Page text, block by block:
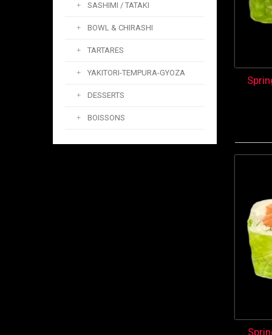
SASHIMI / TATAKI
BOWL & CHIRASHI
TARTARES
YAKITORI-TEMPURA-GYOZA
DESSERTS
BOISSONS